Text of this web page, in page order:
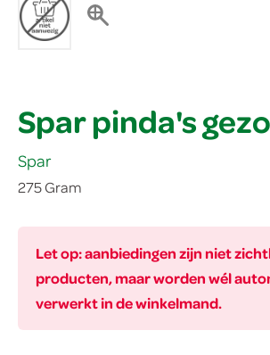
Spar pinda's
Spar
275 Gram
Let op: aanbiedingen zijn niet
producten, maar worden wél
verwerkt in de winkelmand.